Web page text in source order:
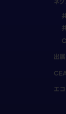
出
エ